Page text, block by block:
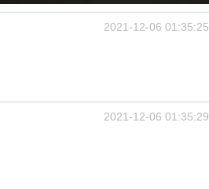
2021-12-06 01:35:25
2021-12-06 01:35:29